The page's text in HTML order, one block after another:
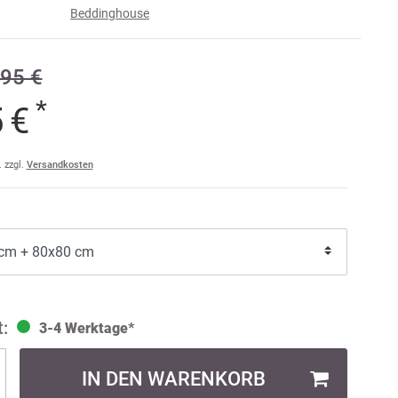
Beddinghouse
€
€ *
zzgl. Versandkosten
3-4 Werktage*
IN DEN WARENKORB